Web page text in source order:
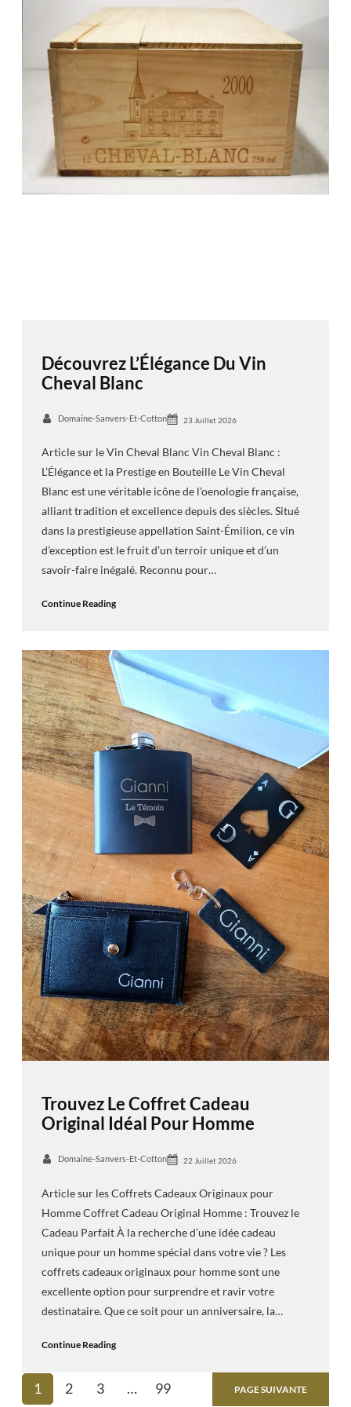
Découvrez L’Élégance Du Vin
Cheval Blanc
Domaine-Sanvers-Et-Cotton 23 Juillet 2026
Article sur le Vin Cheval Blanc Vin Cheval Blanc :
L’Élégance et la Prestige en Bouteille Le Vin Cheval
Blanc est une véritable icône de l’oenologie française,
alliant tradition et excellence depuis des siècles. Situé
dans la prestigieuse appellation Saint-Émilion, ce vin
d’exception est le fruit d’un terroir unique et d’un
savoir-faire inégalé. Reconnu pour…
Continue Reading
Trouvez Le Coffret Cadeau
Original Idéal Pour Homme
Domaine-Sanvers-Et-Cotton 22 Juillet 2026
Article sur les Coffrets Cadeaux Originaux pour
Homme Coffret Cadeau Original Homme : Trouvez le
Cadeau Parfait À la recherche d’une idée cadeau
unique pour un homme spécial dans votre vie ? Les
coffrets cadeaux originaux pour homme sont une
excellente option pour surprendre et ravir votre
destinataire. Que ce soit pour un anniversaire, la…
Continue Reading
1 2 3 … 99 PAGE SUIVANTE